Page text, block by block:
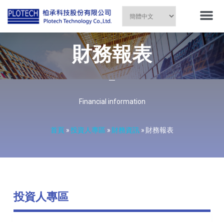
財務報表
Financial information
首頁 »投資人專區 » 財務資訊 » 財務報表
投資人專區